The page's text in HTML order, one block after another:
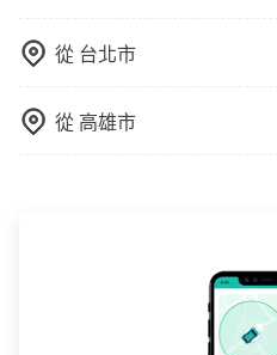
從 台北市
從 高雄市